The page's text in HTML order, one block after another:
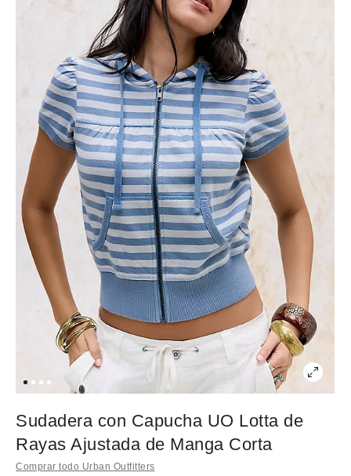
Sudadera con Capucha UO Lotta de
Rayas Ajustada de Manga Corta
Comprar todo Urban Outfitters